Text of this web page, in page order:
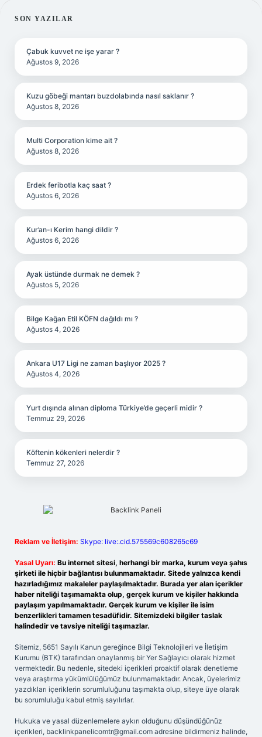
SIDEBAR
SON YAZILAR
Çabuk kuvvet ne işe yarar ?
Ağustos 9, 2026
Kuzu göbeği mantarı buzdolabında nasıl saklanır ?
Ağustos 8, 2026
Multi Corporation kime ait ?
Ağustos 8, 2026
Erdek feribotla kaç saat ?
Ağustos 6, 2026
Kur’an-ı Kerim hangi dildir ?
Ağustos 6, 2026
Ayak üstünde durmak ne demek ?
Ağustos 5, 2026
Bilge Kağan Etil KÖFN dağıldı mı ?
Ağustos 4, 2026
Ankara U17 Ligi ne zaman başlıyor 2025 ?
Ağustos 4, 2026
Yurt dışında alınan diploma Türkiye’de geçerli midir ?
Temmuz 29, 2026
Köftenin kökenleri nelerdir ?
Temmuz 27, 2026
Reklam ve İletişim: Skype: live:.cid.575569c608265c69
Yasal Uyarı: Bu internet sitesi, herhangi bir marka, kurum veya şahıs
şirketi ile hiçbir bağlantısı bulunmamaktadır. Sitede yalnızca kendi
hazırladığımız makaleler paylaşılmaktadır. Burada yer alan içerikler
haber niteliği taşımamakta olup, gerçek kurum ve kişiler hakkında
paylaşım yapılmamaktadır. Gerçek kurum ve kişiler ile isim
benzerlikleri tamamen tesadüfidir. Sitemizdeki bilgiler taslak
halindedir ve tavsiye niteliği taşımazlar.
Sitemiz, 5651 Sayılı Kanun gereğince Bilgi Teknolojileri ve İletişim
Kurumu (BTK) tarafından onaylanmış bir Yer Sağlayıcı olarak hizmet
vermektedir. Bu nedenle, sitedeki içerikleri proaktif olarak denetleme
veya araştırma yükümlülüğümüz bulunmamaktadır. Ancak, üyelerimiz
yazdıkları içeriklerin sorumluluğunu taşımakta olup, siteye üye olarak
bu sorumluluğu kabul etmiş sayılırlar.
Hukuka ve yasal düzenlemelere aykırı olduğunu düşündüğünüz
içerikleri, backlinkpanelicomtr@gmail.com adresine bildirmeniz halinde,